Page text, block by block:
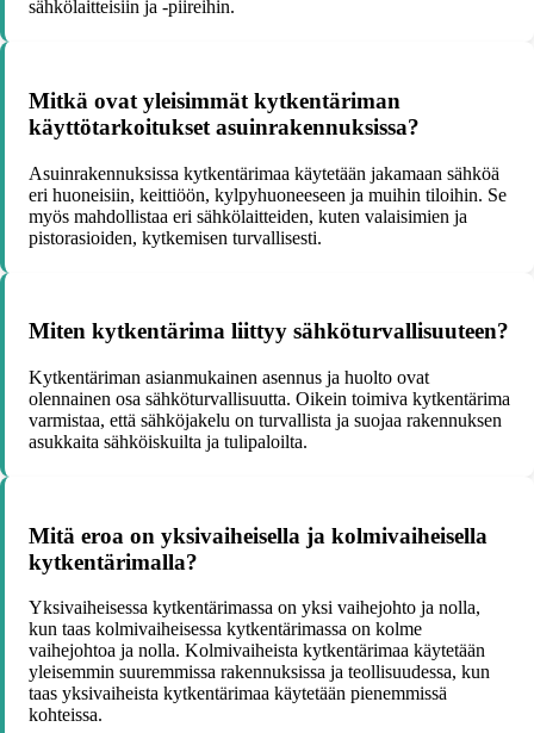
sähkölaitteisiin ja -piireihin.
Mitkä ovat yleisimmät kytkentäriman
käyttötarkoitukset asuinrakennuksissa?
Asuinrakennuksissa kytkentärimaa käytetään jakamaan sähköä
eri huoneisiin, keittiöön, kylpyhuoneeseen ja muihin tiloihin. Se
myös mahdollistaa eri sähkölaitteiden, kuten valaisimien ja
pistorasioiden, kytkemisen turvallisesti.
Miten kytkentärima liittyy sähköturvallisuuteen?
Kytkentäriman asianmukainen asennus ja huolto ovat
olennainen osa sähköturvallisuutta. Oikein toimiva kytkentärima
varmistaa, että sähköjakelu on turvallista ja suojaa rakennuksen
asukkaita sähköiskuilta ja tulipaloilta.
Mitä eroa on yksivaiheisella ja kolmivaiheisella
kytkentärimalla?
Yksivaiheisessa kytkentärimassa on yksi vaihejohto ja nolla,
kun taas kolmivaiheisessa kytkentärimassa on kolme
vaihejohtoa ja nolla. Kolmivaiheista kytkentärimaa käytetään
yleisemmin suuremmissa rakennuksissa ja teollisuudessa, kun
taas yksivaiheista kytkentärimaa käytetään pienemmissä
kohteissa.